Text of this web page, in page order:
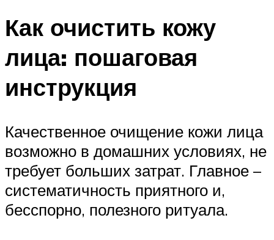
Как очистить кожу
лица: пошаговая
инструкция
Качественное очищение кожи лица
возможно в домашних условиях, не
требует больших затрат. Главное –
систематичность приятного и,
бесспорно, полезного ритуала.